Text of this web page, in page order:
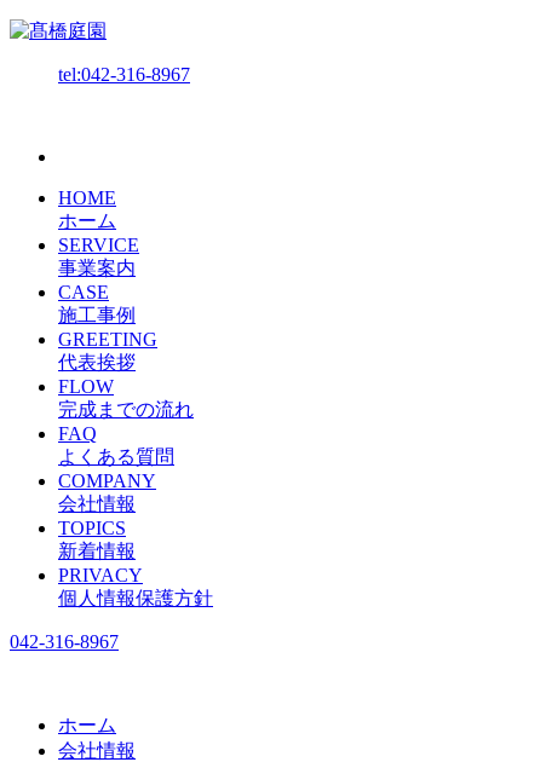
tel:042-316-8967
HOME
ホーム
SERVICE
事業案内
CASE
施工事例
GREETING
代表挨拶
FLOW
完成までの流れ
FAQ
よくある質問
COMPANY
会社情報
TOPICS
新着情報
PRIVACY
個人情報保護方針
042-316-8967
ホーム
会社情報